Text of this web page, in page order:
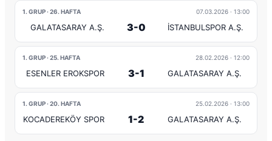
1. GRUP · 26. HAFTA 07.03.2026 · 13:00
GALATASARAY A.Ş. 3-0 İSTANBULSPOR A.Ş.
1. GRUP · 25. HAFTA 28.02.2026 · 12:00
ESENLER EROKSPOR 3-1 GALATASARAY A.Ş.
1. GRUP · 20. HAFTA 25.02.2026 · 13:00
KOCADEREKÖY SPOR 1-2 GALATASARAY A.Ş.